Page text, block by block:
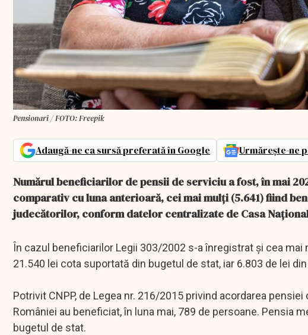
Pensionari / FOTO: Freepik
Adaugă-ne ca sursă preferată în Google Urmărește-ne
Numărul beneficiarilor de pensii de serviciu a fost, în mai
comparativ cu luna anterioară, cei mai mulţi (5.641) fiind
judecătorilor, conform datelor centralizate de Casa
În cazul beneficiarilor Legii 303/2002 s-a înregistrat şi cea
21.540 lei cota suportată din bugetul de stat, iar 6.803 de lei
Potrivit CNPP, de Legea nr. 216/2015 privind acordarea
României au beneficiat, în luna mai, 789 de persoane. Pensia
bugetul de stat.